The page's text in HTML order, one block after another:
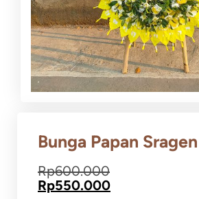
Bunga Papan Sragen
Rp600.000
Rp550.000